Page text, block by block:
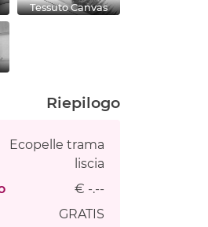
Tessuto Canvas
Riepilogo
Ecopelle trama
liscia
€ -.--
GRATIS